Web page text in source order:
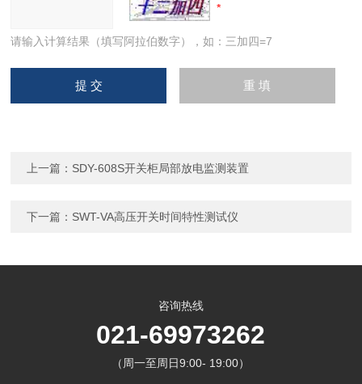
请输入计算结果（填写阿拉伯数字），如：三加四=7
上一篇： SDY-608S开关柜局部放电监测装置
下一篇： SWT-VA高压开关时间特性测试仪
咨询热线
021-69973262
（周一至周日9:00- 19:00）